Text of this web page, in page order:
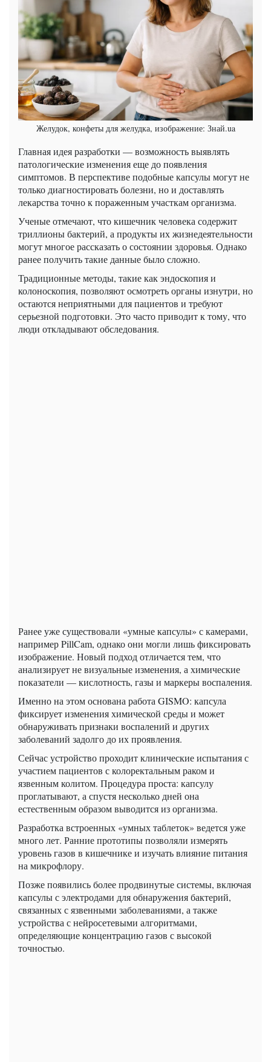
Желудок, конфеты для желудка, изображение: Знай.ua
Главная идея разработки — возможность выявлять
патологические изменения еще до появления
симптомов. В перспективе подобные капсулы могут не
только диагностировать болезни, но и доставлять
лекарства точно к пораженным участкам организма.
Ученые отмечают, что кишечник человека содержит
триллионы бактерий, а продукты их жизнедеятельности
могут многое рассказать о состоянии здоровья. Однако
ранее получить такие данные было сложно.
Традиционные методы, такие как эндоскопия и
колоноскопия, позволяют осмотреть органы изнутри, но
остаются неприятными для пациентов и требуют
серьезной подготовки. Это часто приводит к тому, что
люди откладывают обследования.
Ранее уже существовали «умные капсулы» с камерами,
например PillCam, однако они могли лишь фиксировать
изображение. Новый подход отличается тем, что
анализирует не визуальные изменения, а химические
показатели — кислотность, газы и маркеры воспаления.
Именно на этом основана работа GISMO: капсула
фиксирует изменения химической среды и может
обнаруживать признаки воспалений и других
заболеваний задолго до их проявления.
Сейчас устройство проходит клинические испытания с
участием пациентов с колоректальным раком и
язвенным колитом. Процедура проста: капсулу
проглатывают, а спустя несколько дней она
естественным образом выводится из организма.
Разработка встроенных «умных таблеток» ведется уже
много лет. Ранние прототипы позволяли измерять
уровень газов в кишечнике и изучать влияние питания
на микрофлору.
Позже появились более продвинутые системы, включая
капсулы с электродами для обнаружения бактерий,
связанных с язвенными заболеваниями, а также
устройства с нейросетевыми алгоритмами,
определяющие концентрацию газов с высокой
точностью.